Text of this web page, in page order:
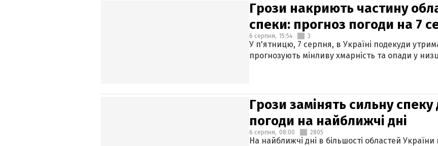
Грози накриють частину
спеки: прогноз погоди на 7
6 серпня, 15:54 3
У п'ятницю, 7 серпня, в Україні подекуди
прогнозують мінливу хмарність та опади у
Грози замінять сильну спеку
погоди на найближчі дні
6 серпня, 08:00 2805
На найближчі дні в більшості областей